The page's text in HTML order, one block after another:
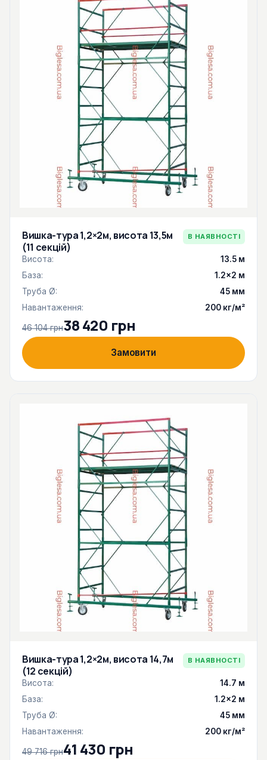
Вишка-тура 1,2×2м, висота 13,5м
(11 секцій)
В НАЯВНОСТІ
Висота:
13.5 м
База:
1.2×2 м
Труба Ø:
45 мм
Навантаження:
200 кг/м²
46 104 грн38 420 грн
Замовити
Вишка-тура 1,2×2м, висота 14,7м
(12 секцій)
В НАЯВНОСТІ
Висота:
14.7 м
База:
1.2×2 м
Труба Ø:
45 мм
Навантаження:
200 кг/м²
49 716 грн41 430 грн